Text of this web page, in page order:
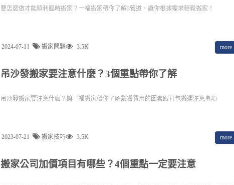
要怎麼做才能順利臨時搬家？一福搬家帶你了解3管道，讓你根據需求輕鬆搬家！
2024-07-11 搬家問題 3.5K more
吊沙發搬家要注意什麼？3個重點帶你了解
吊沙發搬家要注意什麼？讓一福搬家帶你了解影響費用的因素跟打包搬運注意事項
2023-07-21 搬家技巧 3.5K more
搬家公司加價項目有哪些？4個重點一定要注意